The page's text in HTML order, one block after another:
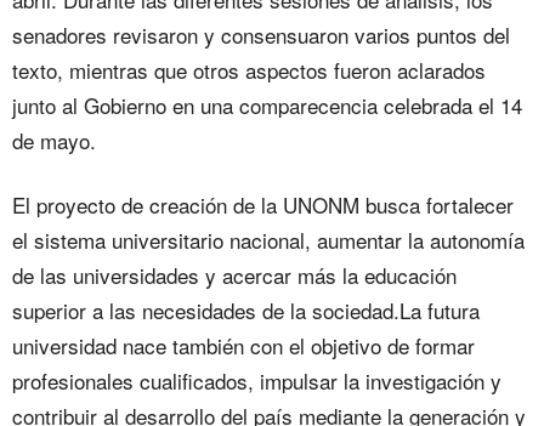
senadores revisaron y consensuaron varios puntos del
texto, mientras que otros aspectos fueron aclarados
junto al Gobierno en una comparecencia celebrada el 14
de mayo.
El proyecto de creación de la UNONM busca fortalecer
el sistema universitario nacional, aumentar la autonomía
de las universidades y acercar más la educación
superior a las necesidades de la sociedad.La futura
universidad nace también con el objetivo de formar
profesionales cualificados, impulsar la investigación y
contribuir al desarrollo del país mediante la generación y